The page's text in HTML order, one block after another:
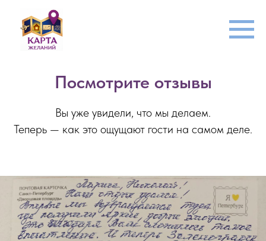
Посмотрите отзывы
Вы уже увидели, что мы делаем.
Теперь — как это ощущают гости на самом деле.